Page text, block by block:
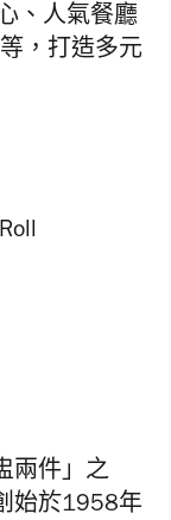
、人氣餐廳
，打造多元
兩件」之
始於1958年